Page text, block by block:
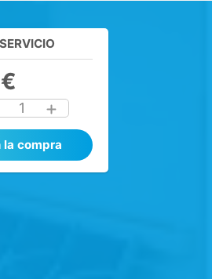
1
la compra